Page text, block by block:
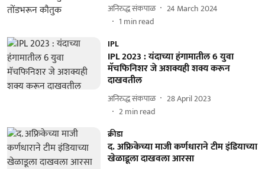
अनिरुद्ध संकपाळ
24 March 2024
1 min read
IPL
IPL 2023 : यंदाच्या हंगामातील 6 युवा
मॅचफिनिशर जे अशक्यही शक्य करून
दाखवतील
अनिरुद्ध संकपाळ
28 April 2023
2min read
क्रीडा
द. अफ्रिकेच्या माजी कर्णधाराने टीम इंडियाच्या
खेळाडूला दाखवला आरसा